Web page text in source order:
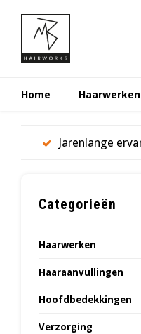
Home Haarwerken
Jarenlange
Categorieën
Haarwerken
Haaraanvullingen
Hoofdbedekkingen
Verzorging